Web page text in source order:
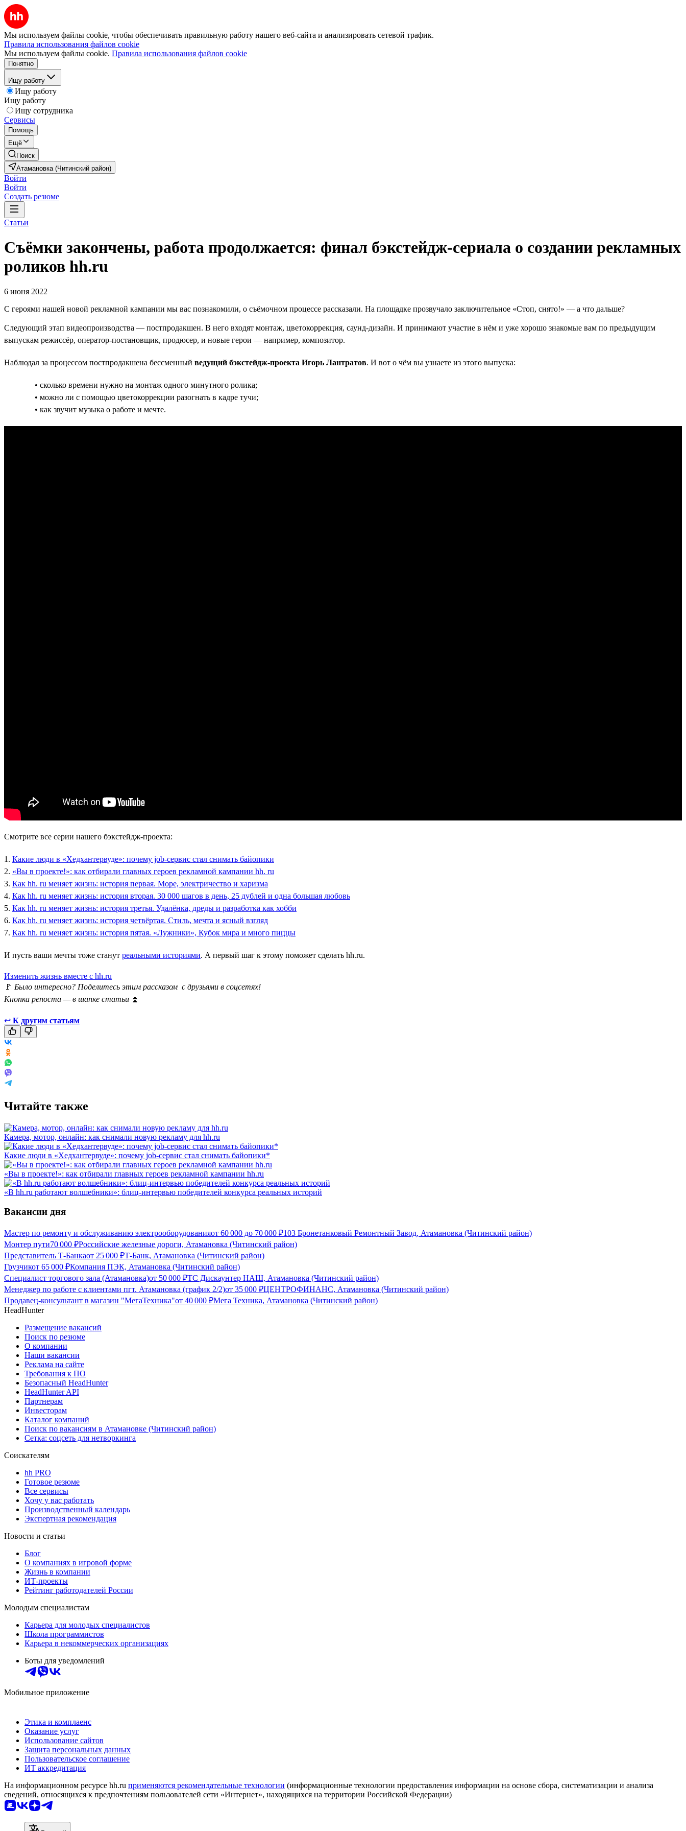
Мы используем файлы cookie, чтобы обеспечивать правильную работу нашего веб-сайта и анализировать сетевой трафик.
Правила использования файлов cookie
Мы используем файлы cookie. Правила использования файлов cookie
Понятно
Ищу работу
Ищу работу
Ищу работу
Ищу сотрудника
Сервисы
Помощь
Ещё
Поиск
Атамановка (Читинский район)
Войти
Войти
Создать резюме
Статьи
Съёмки закончены, работа продолжается: финал бэкстейдж-сериала о создании рекламных
роликов hh.ru
6 июня 2022
С героями нашей новой рекламной кампании мы вас познакомили, о съёмочном процессе рассказали. На площадке прозвучало заключительное «Стоп, снято!» — а что дальше?
Следующий этап видеопроизводства — постпродакшен. В него входят монтаж, цветокоррекция, саунд-дизайн. И принимают участие в нём и уже хорошо знакомые вам по предыдущим
выпускам режиссёр, оператор-постановщик, продюсер, и новые герои — например, композитор.
Наблюдал за процессом постпродакшена бессменный ведущий бэкстейдж-проекта Игорь Лантратов. И вот о чём вы узнаете из этого выпуска:
• сколько времени нужно на монтаж одного минутного ролика;
• можно ли с помощью цветокоррекции разогнать в кадре тучи;
• как звучит музыка о работе и мечте.
Смотрите все серии нашего бэкстейдж-проекта:
1. Какие люди в «Хедхантервуде»: почему job-сервис стал снимать байопики
2. «Вы в проекте!»: как отбирали главных героев рекламной кампании hh. ru
3. Как hh. ru меняет жизнь: история первая. Море, электричество и харизма
4. Как hh. ru меняет жизнь: история вторая. 30 000 шагов в день, 25 дублей и одна большая любовь
5. Как hh. ru меняет жизнь: история третья. Удалёнка, дреды и разработка как хобби
6. Как hh. ru меняет жизнь: история четвёртая. Стиль, мечта и ясный взгляд
7. Как hh. ru меняет жизнь: история пятая. «Лужники», Кубок мира и много пиццы
И пусть ваши мечты тоже станут реальными историями. А первый шаг к этому поможет сделать hh.ru.
Изменить жизнь вместе с hh.ru
🚩 Было интересно? Поделитесь этим рассказом с друзьями в соцсетях!
Кнопка репоста — в шапке статьи ⏫
↩ К другим статьям
Читайте также
Камера, мотор, онлайн: как снимали новую рекламу для hh.ru
Какие люди в «Хедхантервуде»: почему job-сервис стал снимать байопики*
«Вы в проекте!»: как отбирали главных героев рекламной кампании hh.ru
«В hh.ru работают волшебники»: блиц-интервью победителей конкурса реальных историй
Вакансии дня
Мастер по ремонту и обслуживанию электрооборудованияот 60 000 до 70 000 ₽103 Бронетанковый Ремонтный Завод, Атамановка (Читинский район)
Монтер пути70 000 ₽Российские железные дороги, Атамановка (Читинский район)
Представитель Т-Банкаот 25 000 ₽Т-Банк, Атамановка (Читинский район)
Грузчикот 65 000 ₽Компания ПЭК, Атамановка (Читинский район)
Специалист торгового зала (Атамановка)от 50 000 ₽ТС Дискаунтер НАШ, Атамановка (Читинский район)
Менеджер по работе с клиентами пгт. Атамановка (график 2/2)от 35 000 ₽ЦЕНТРОФИНАНС, Атамановка (Читинский район)
Продавец-консультант в магазин "МегаТехника"от 40 000 ₽Мега Техника, Атамановка (Читинский район)
HeadHunter
Размещение вакансий
Поиск по резюме
О компании
Наши вакансии
Реклама на сайте
Требования к ПО
Безопасный HeadHunter
HeadHunter API
Партнерам
Инвесторам
Каталог компаний
Поиск по вакансиям в Атамановке (Читинский район)
Сетка: соцсеть для нетворкинга
Соискателям
hh PRO
Готовое резюме
Все сервисы
Хочу у вас работать
Производственный календарь
Экспертная рекомендация
Новости и статьи
Блог
О компаниях в игровой форме
Жизнь в компании
ИТ-проекты
Рейтинг работодателей России
Молодым специалистам
Карьера для молодых специалистов
Школа программистов
Карьера в некоммерческих организациях
Боты для уведомлений
Мобильное приложение
Этика и комплаенс
Оказание услуг
Использование сайтов
Защита персональных данных
Пользовательское соглашение
ИТ аккредитация
На информационном ресурсе hh.ru применяются рекомендательные технологии (информационные технологии предоставления информации на основе сбора, систематизации и анализа
сведений, относящихся к предпочтениям пользователей сети «Интернет», находящихся на территории Российской Федерации)